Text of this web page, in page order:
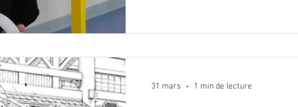
innovant qui vise à
31 mars 1 min de lecture